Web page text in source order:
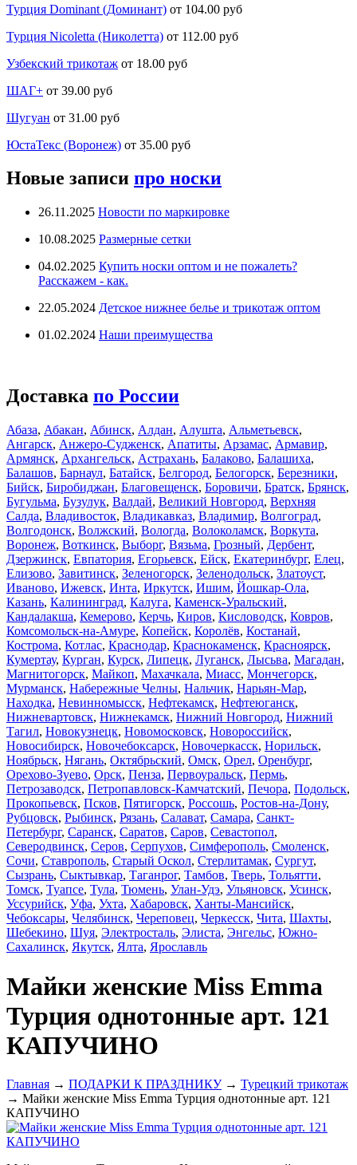
Турция Dominant (Доминант) от 104.00 руб
Турция Nicoletta (Николетта) от 112.00 руб
Узбекский трикотаж от 18.00 руб
ШАГ+ от 39.00 руб
Шугуан от 31.00 руб
ЮстаТекс (Воронеж) от 35.00 руб
Новые записи про носки
26.11.2025 Новости по маркировке
10.08.2025 Размерные сетки
04.02.2025 Купить носки оптом и не пожалеть?
Расскажем - как.
22.05.2024 Детское нижнее белье и трикотаж оптом
01.02.2024 Наши преимущества
Доставка по России
Абаза, Абакан, Абинск, Алдан, Алушта, Альметьевск,
Ангарск, Анжеро-Судженск, Апатиты, Арзамас, Армавир,
Армянск, Архангельск, Астрахань, Балаково, Балашиха,
Балашов, Барнаул, Батайск, Белгород, Белогорск, Березники,
Бийск, Биробиджан, Благовещенск, Боровичи, Братск, Брянск,
Бугульма, Бузулук, Валдай, Великий Новгород, Верхняя
Салда, Владивосток, Владикавказ, Владимир, Волгоград,
Волгодонск, Волжский, Вологда, Волоколамск, Воркута,
Воронеж, Воткинск, Выборг, Вязьма, Грозный, Дербент,
Дзержинск, Евпатория, Егорьевск, Ейск, Екатеринбург, Елец,
Елизово, Завитинск, Зеленогорск, Зеленодольск, Златоуст,
Иваново, Ижевск, Инта, Иркутск, Ишим, Йошкар-Ола,
Казань, Калининград, Калуга, Каменск-Уральский,
Кандалакша, Кемерово, Керчь, Киров, Кисловодск, Ковров,
Комсомольск-на-Амуре, Копейск, Королёв, Костанай,
Кострома, Котлас, Краснодар, Краснокаменск, Красноярск,
Кумертау, Курган, Курск, Липецк, Луганск, Лысьва, Магадан,
Магнитогорск, Майкоп, Махачкала, Миасс, Мончегорск,
Мурманск, Набережные Челны, Нальчик, Нарьян-Мар,
Находка, Невинномысск, Нефтекамск, Нефтеюганск,
Нижневартовск, Нижнекамск, Нижний Новгород, Нижний
Тагил, Новокузнецк, Новомосковск, Новороссийск,
Новосибирск, Новочебоксарск, Новочеркасск, Норильск,
Ноябрьск, Нягань, Октябрьский, Омск, Орел, Оренбург,
Орехово-Зуево, Орск, Пенза, Первоуральск, Пермь,
Петрозаводск, Петропавловск-Камчатский, Печора, Подольск,
Прокопьевск, Псков, Пятигорск, Россошь, Ростов-на-Дону,
Рубцовск, Рыбинск, Рязань, Салават, Самара, Санкт-
Петербург, Саранск, Саратов, Саров, Севастопол,
Северодвинск, Серов, Серпухов, Симферополь, Смоленск,
Сочи, Ставрополь, Старый Оскол, Стерлитамак, Сургут,
Сызрань, Сыктывкар, Таганрог, Тамбов, Тверь, Тольятти,
Томск, Туапсе, Тула, Тюмень, Улан-Удэ, Ульяновск, Усинск,
Уссурийск, Уфа, Ухта, Хабаровск, Ханты-Мансийск,
Чебоксары, Челябинск, Череповец, Черкесск, Чита, Шахты,
Шебекино, Шуя, Электросталь, Элиста, Энгельс, Южно-
Сахалинск, Якутск, Ялта, Ярославль
Майки женские Miss Emma
Турция однотонные арт. 121
КАПУЧИНО
Главная → ПОДАРКИ К ПРАЗДНИКУ → Турецкий трикотаж
→ Майки женские Miss Emma Турция однотонные арт. 121
КАПУЧИНО